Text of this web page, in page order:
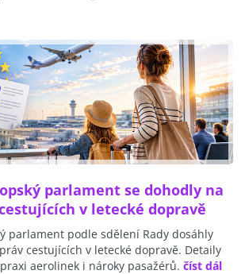
parlament se dohodly na
v letecké dopravě
parlament podle sdělení Rady dosáhly
cestujících v letecké dopravě. Detaily
aerolinek i nároky pasažérů. číst dál